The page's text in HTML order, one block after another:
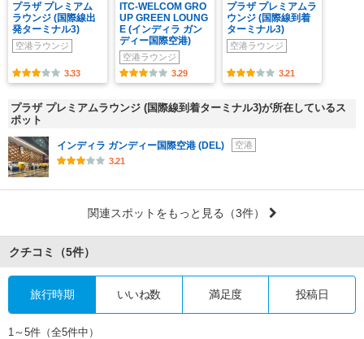
プラザ プレミアム
ラウンジ (国際線出
発ターミナル3)
空港ラウンジ
3.33
ITC-WELCOM GRO
UP GREEN LOUNG
E (インディラ ガン
ディー国際空港)
空港ラウンジ
3.29
プラザ プレミアムラ
ウンジ (国際線到着
ターミナル3)
空港ラウンジ
3.21
プラザ プレミアムラウンジ (国際線到着ターミナル3)が所在しているス
ポット
インディラ ガンディー国際空港 (DEL)
空港
3.21
関連スポットをもっと見る （3件）
クチコミ （5件）
旅行時期 いいね数 満足度 投稿日
1～5件（全5件中）